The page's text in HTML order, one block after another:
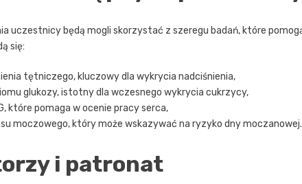
uczestnicy będą mogli skorzystać z szeregu badań, które
się:
tętniczego, kluczowy dla wykrycia nadciśnienia,
glukozy, istotny dla wczesnego wykrycia cukrzycy,
które pomaga w ocenie pracy serca,
moczowego, który może wskazywać na ryzyko dny moczanowej.
i patronat